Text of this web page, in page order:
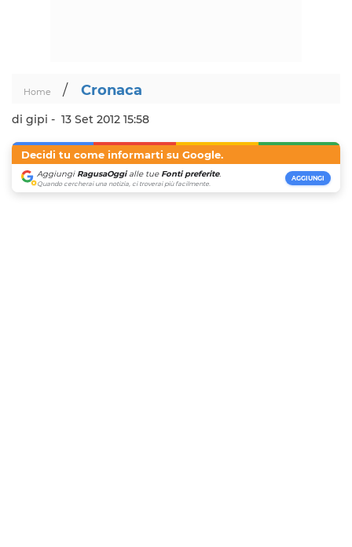
Home / Cronaca
di gipi - 13 Set 2012 15:58
Decidi tu come informarti su Google.
Aggiungi RagusaOggialle tue Fonti preferite.
Quando cercherai una notizia, ci troverai più facilmente.
AGGIUNGI